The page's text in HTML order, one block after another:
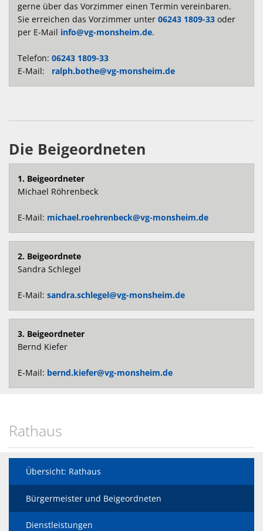
gerne über das Vorzimmer einen Termin vereinbaren.
Sie erreichen das Vorzimmer unter 06243 1809-33 oder
per E-Mail info@vg-monsheim.de.
Telefon: 06243 1809-33
E-Mail:
ralph.bothe@vg-monsheim.de
Die Beigeordneten
1. Beigeordneter
Michael Röhrenbeck
E-Mail: michael.roehrenbeck@vg-monsheim.de
2. Beigeordnete
Sandra Schlegel
E-Mail: sandra.schlegel@vg-monsheim.de
3. Beigeordneter
Bernd Kiefer
E-Mail: bernd.kiefer@vg-monsheim.de
Rathaus
Übersicht: Rathaus
Bürgermeister und Beigeordneten
Dienstleistungen